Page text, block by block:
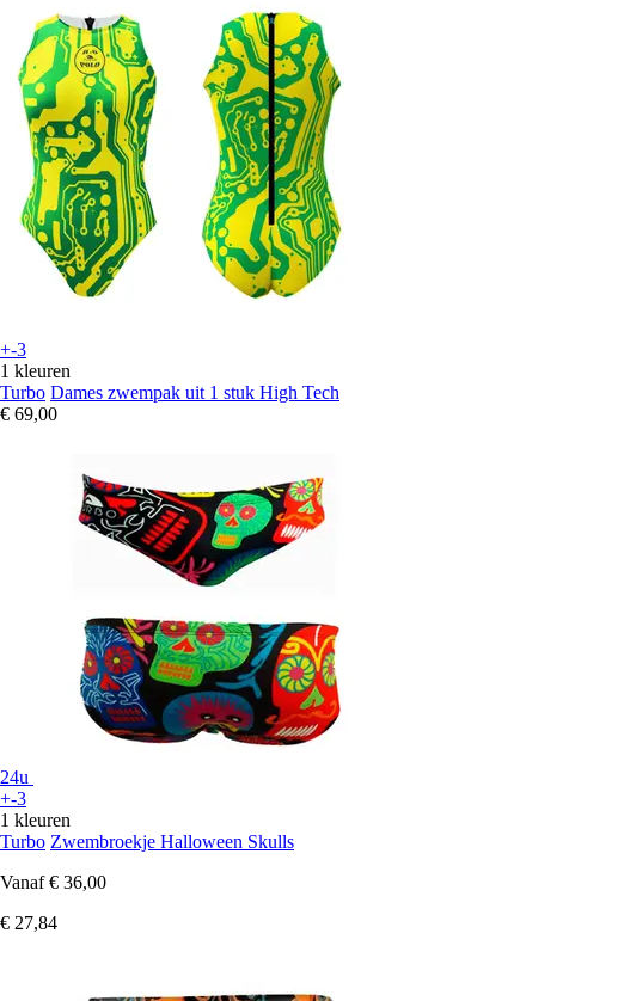
+-3
1 kleuren
Turbo Dames zwempak uit 1 stuk High Tech
€ 69,00
24u
+-3
1 kleuren
Turbo Zwembroekje Halloween Skulls
Vanaf € 36,00
€ 27,84